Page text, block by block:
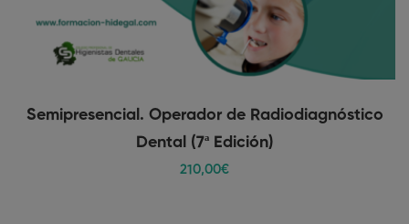
Semipresencial. Operador de Radiodiagnóstico
Dental (7ª Edición)
210,00€